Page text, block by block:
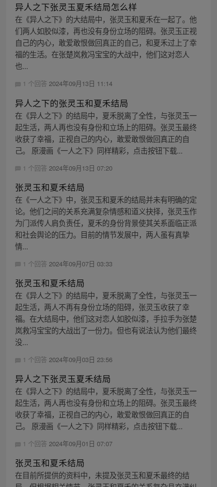
异人之下张灵玉夏禾结局怎么样
在《异人之下》的大结局中，张灵玉和夏禾在一起了。他
们两人如胶似漆，再也没有身份立场的阻碍。张灵玉正视
自己的内心，敢爱敢恨做回真正的自己，和夏禾过上了幸
福的生活。在张楚岚救冯宝宝的大战中，他们这对恋人
也...
1 个回答 2024年09月13日 11:14
异人之下的张灵玉和夏禾结局
在《异人之下》的结局中，夏禾脱离了全性，与张灵玉一
起生活，两人再也没有身份和立场上的阻碍。张灵玉最终
收获了幸福，正视自己的内心，敢爱敢恨做回真正的自
己。 原漫画《一人之下》同样精彩，点击按钮下载...
1 个回答 2024年09月13日 07:20
张灵玉和夏禾结局
在《一人之下》中，张灵玉和夏禾的结局并未有明确的定
论。他们之间的关系充满复杂情感和道义抉择，张灵玉作
为门派传人肩负责任，夏禾的身份背景使其关系面临正派
和社会舆论的压力。目前的情节发展中，两人虽有真挚
情...
1 个回答 2024年09月07日 03:33
张灵玉和夏禾结局
在《异人之下》的结局中，夏禾脱离了全性，与张灵玉一
起生活，两人不再有身份立场的阻碍，张灵玉收获了幸
福。在大结局中，他们这对恋人如胶似漆，手拉手为张楚
岚救冯宝宝的大战出了一份力。但也有说法认为他们最终
没...
1 个回答 2024年09月03日 23:56
异人之下张灵玉夏禾结局
在《异人之下》的结局中，夏禾脱离了全性，与张灵玉一
起生活，两人再也没有身份和立场上的阻碍。张灵玉最终
收获了幸福，正视自己的内心，敢爱敢恨做回真正的自
己。 原漫画《一人之下》同样精彩，点击按钮下载...
1 个回答 2024年09月01日 07:07
张灵玉和夏禾结局
在目前所提供的资料中，未提及张灵玉和夏禾最终的结